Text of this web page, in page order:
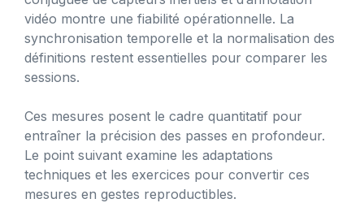
vidéo montre une fiabilité opérationnelle. La
synchronisation temporelle et la normalisation des
définitions restent essentielles pour comparer les
sessions.
Ces mesures posent le cadre quantitatif pour
entraîner la précision des passes en profondeur.
Le point suivant examine les adaptations
techniques et les exercices pour convertir ces
mesures en gestes reproductibles.